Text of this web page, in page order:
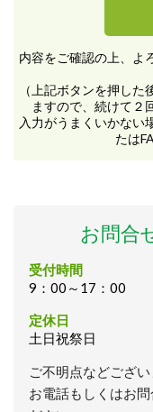
内容をご確認の上、よ
（上記ボタンを押し
ますので、続けて２
入力がうまくいかない
たは
お問合
受付時間
9：00～17：00
定休日
土日祝祭日
ご不明点などござい
お電話もしくはお